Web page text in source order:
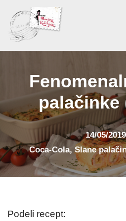
Skoči
na
palačinke
14/05/2019
Coca-Cola,Slane
Podeli recept: